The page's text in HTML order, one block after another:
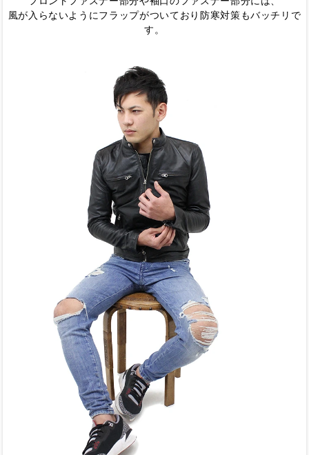
風が入らないようにフラップがついており防寒対策もバッチリで
す。